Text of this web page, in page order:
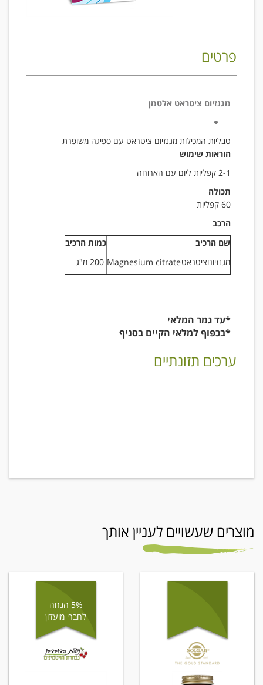
פרטים
מגנזיום ציטראט אלטמן
טבליות המכילות מגנזיום ציטראט עם ספיגה משופרת
הוראות שימוש
2-1 קפליות ליום עם הארוחה
תכולה
60 קפליות
הרכב
שם הרכיב כמות הרכיב
מגנזיוםציטראטMagnesium citrate
200 מ"ג
*עד גמר המלאי
*בכפוף למלאי הקיים בסניף
ערכים תזונתיים
מוצרים שעשויים לעניין אותך
5% הנחה
לחברי מועדון